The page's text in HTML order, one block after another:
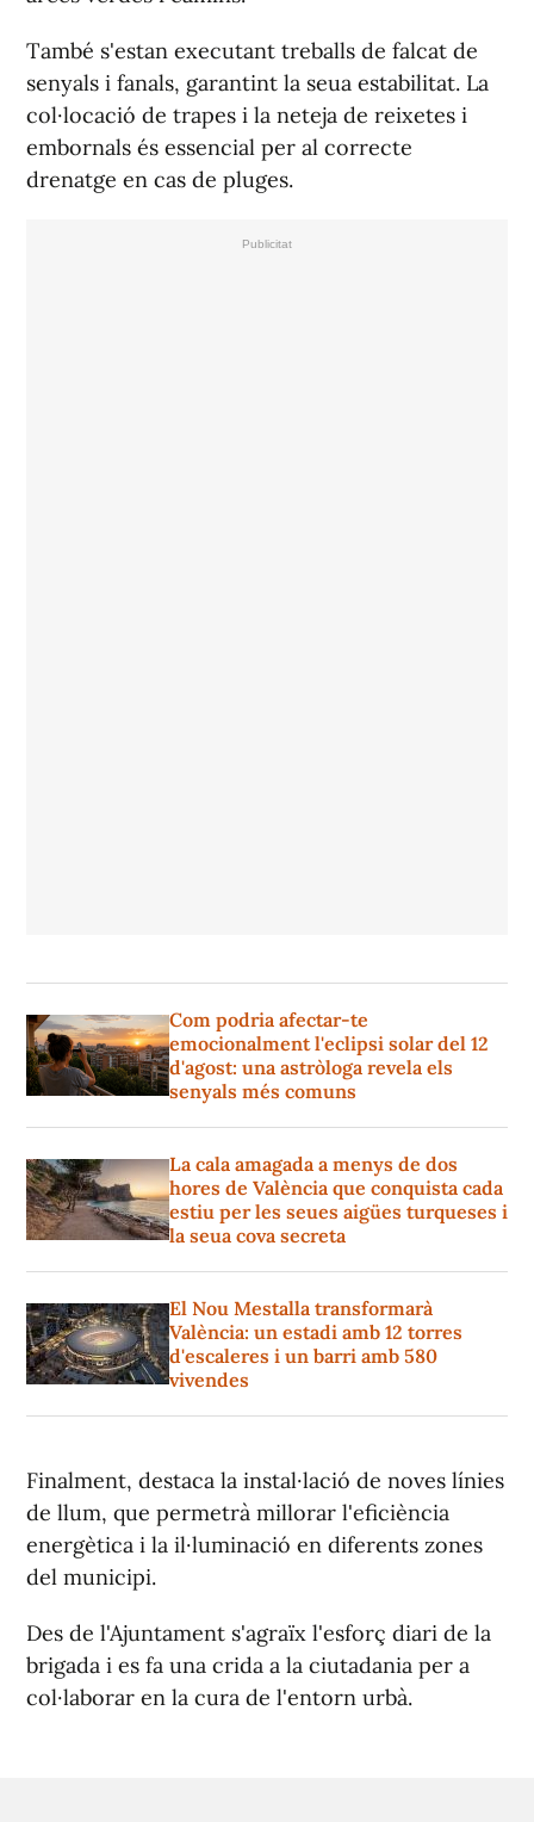
També s'estan executant treballs de falcat de
senyals i fanals, garantint la seua estabilitat. La
col·locació de trapes i la neteja de reixetes i
embornals és essencial per al correcte
drenatge en cas de pluges.
Com podria afectar-te
emocionalment l'eclipsi solar del 12
d'agost: una astròloga revela els
senyals més comuns
La cala amagada a menys de dos
hores de València que conquista cada
estiu per les seues aigües turqueses i
la seua cova secreta
El Nou Mestalla transformarà
València: un estadi amb 12 torres
d'escaleres i un barri amb 580
vivendes
Finalment, destaca la instal·lació de noves línies
de llum, que permetrà millorar l'eficiència
energètica i la il·luminació en diferents zones
del municipi.
Des de l'Ajuntament s'agraïx l'esforç diari de la
brigada i es fa una crida a la ciutadania per a
col·laborar en la cura de l'entorn urbà.